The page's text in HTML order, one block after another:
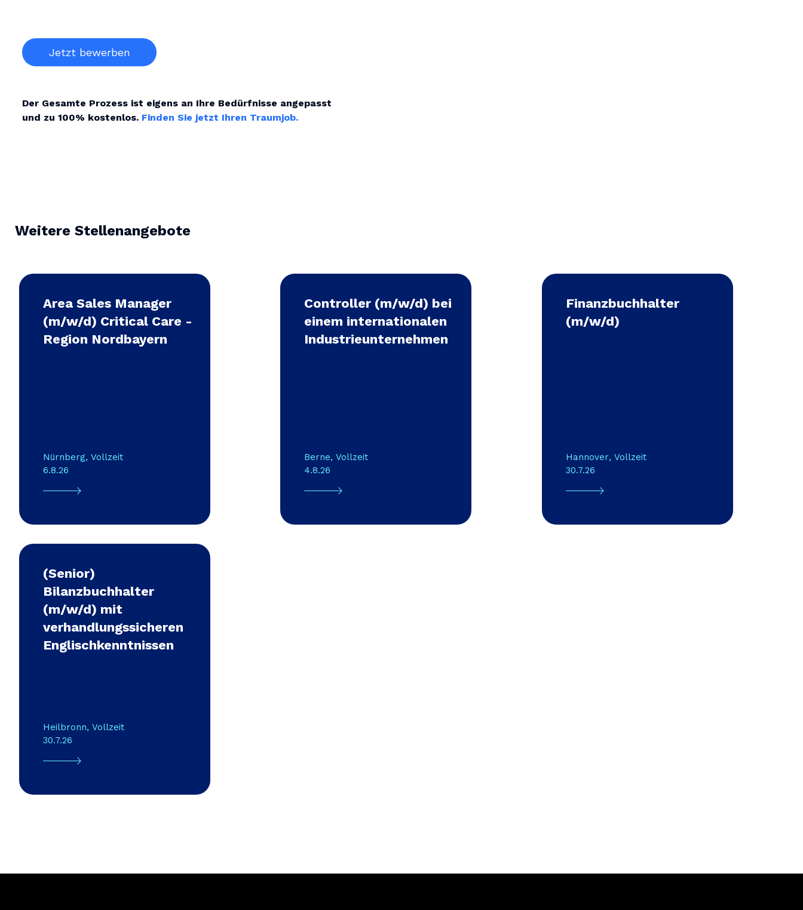
Jetzt bewerben
Der Gesamte Prozess ist eigens an Ihre Bedürfnisse angepasst
und zu 100% kostenlos. Finden Sie jetzt Ihren Traumjob.
Weitere Stellenangebote
Area Sales Manager
(m/w/d) Critical Care -
Region Nordbayern
Nürnberg, Vollzeit
6.8.26
Controller (m/w/d) bei
einem internationalen
Industrieunternehmen
Berne, Vollzeit
4.8.26
Finanzbuchhalter
(m/w/d)
Hannover, Vollzeit
30.7.26
(Senior)
Bilanzbuchhalter
(m/w/d) mit
verhandlungssicheren
Englischkenntnissen
Heilbronn, Vollzeit
30.7.26